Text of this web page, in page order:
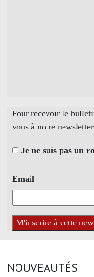
Pour recevoir le
vous à notre newsletter
Je ne suis pas un
Email
NOUVEAUTÉS